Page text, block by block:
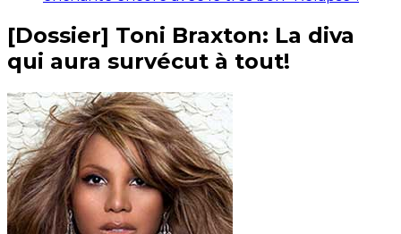
[Dossier] Toni Braxton: La diva
qui aura survécut à tout!